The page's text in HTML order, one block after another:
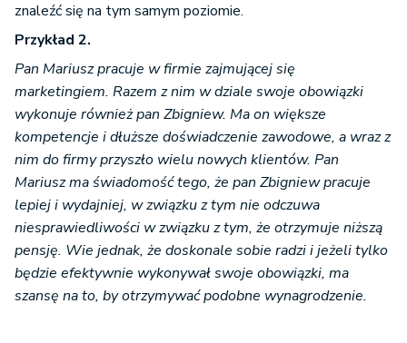
znaleźć się na tym samym poziomie.
Przykład 2.
Pan Mariusz pracuje w firmie zajmującej się
marketingiem. Razem z nim w dziale swoje obowiązki
wykonuje również pan Zbigniew. Ma on większe
kompetencje i dłuższe doświadczenie zawodowe, a wraz z
nim do firmy przyszło wielu nowych klientów. Pan
Mariusz ma świadomość tego, że pan Zbigniew pracuje
lepiej i wydajniej, w związku z tym nie odczuwa
niesprawiedliwości w związku z tym, że otrzymuje niższą
pensję. Wie jednak, że doskonale sobie radzi i jeżeli tylko
będzie efektywnie wykonywał swoje obowiązki, ma
szansę na to, by otrzymywać podobne wynagrodzenie.